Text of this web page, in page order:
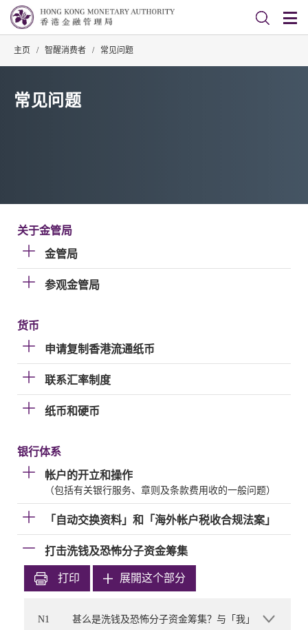
主页 / 智醒消费者 / 常见问题
常见问题
关于金管局
金管局
参观金管局
货币
申请复制香港流通纸币
联系汇率制度
纸币和硬币
银行体系
帐户的开立和操作
（包括有关银行服务、章则及条款费用收的一般问题）
「自动交换资料」和「海外帐户税收合规法案」
打击洗钱及恐怖分子资金筹集
打印 展開这个部分
N1
甚么是洗钱及恐怖分子资金筹集？与「我」